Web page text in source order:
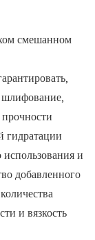
смешанном
гидратации
и
добавленного
и вязкость